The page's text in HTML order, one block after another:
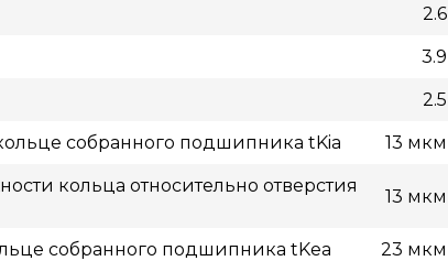
2.6
3.9
2.5
собранного подшипника tKia 13 мкм
кольца относительно отверстия
13 мкм
собранного подшипника tKea 23 мкм